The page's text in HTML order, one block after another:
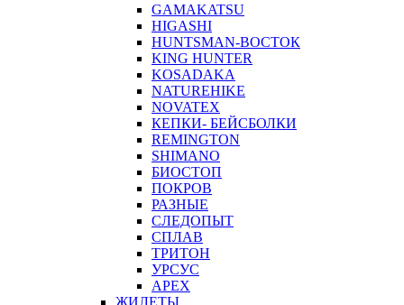
GAMAKATSU
HIGASHI
HUNTSMAN-ВОСТОК
KING HUNTER
KOSADAKA
NATUREHIKE
NOVATEX
КЕПКИ- БЕЙСБОЛКИ
REMINGTON
SHIMANO
БИОСТОП
ПОКРОВ
РАЗНЫЕ
СЛЕДОПЫТ
СПЛАВ
ТРИТОН
УРСУС
APEX
ЖИЛЕТЫ